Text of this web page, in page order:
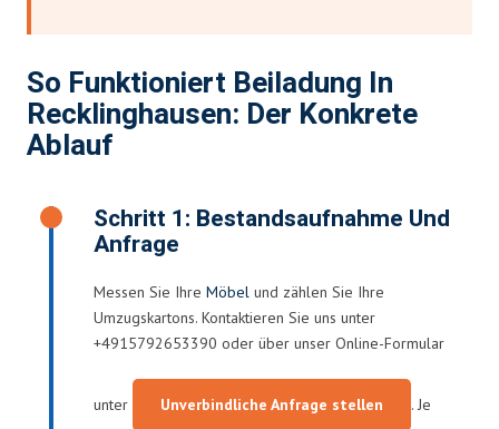
So Funktioniert Beiladung In
Recklinghausen: Der Konkrete
Ablauf
Schritt 1: Bestandsaufnahme Und
Anfrage
Messen Sie Ihre Möbel und zählen Sie Ihre
Umzugskartons. Kontaktieren Sie uns unter
+4915792653390 oder über unser Online-Formular
unter Unverbindliche Anfrage stellen . Je